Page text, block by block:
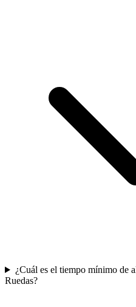
¿Cuál es el tiempo mínimo de
Ruedas?